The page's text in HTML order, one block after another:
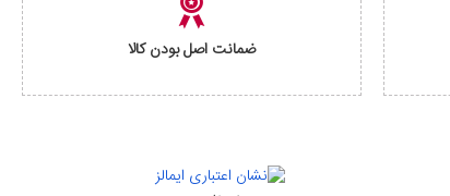
ضمانت اصل بودن کالا